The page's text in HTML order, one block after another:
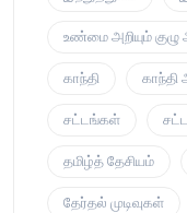
உண்மை அறியும்
காந்தி காந்தி
சட்டங்கள்
தமிழ்த் தேசியம்
தேர்தல் முடிவுகள்